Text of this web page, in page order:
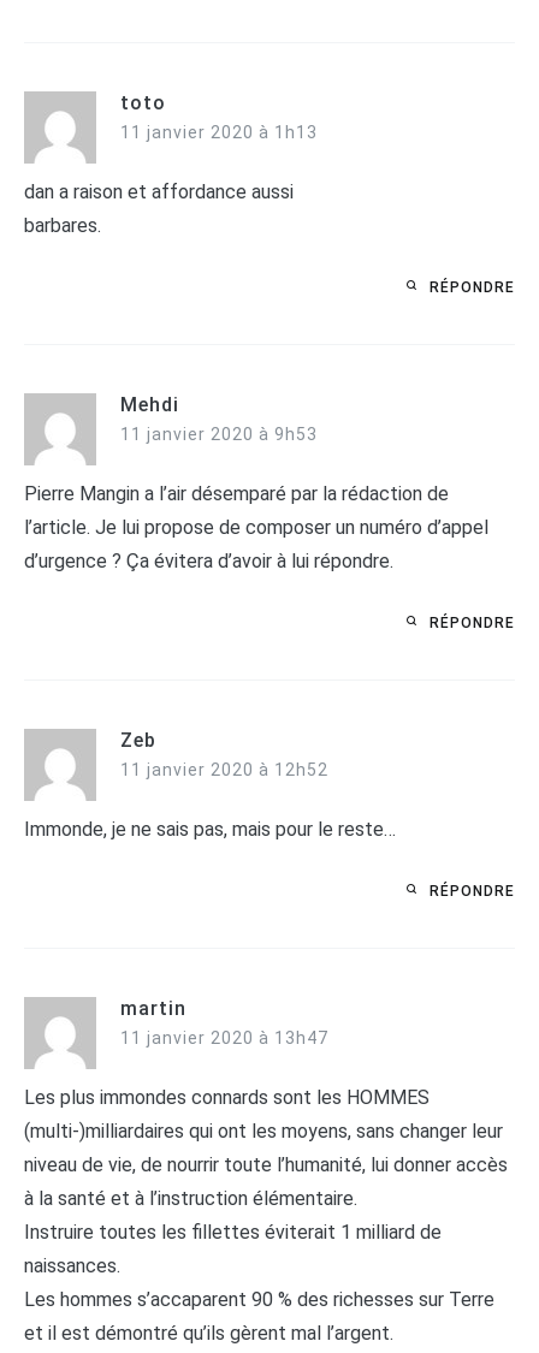
toto
11 janvier 2020 à 1h13
dan a raison et affordance aussi
barbares.
RÉPONDRE
Mehdi
11 janvier 2020 à 9h53
Pierre Mangin a l’air désemparé par la rédaction de
l’article. Je lui propose de composer un numéro d’appel
d’urgence ? Ça évitera d’avoir à lui répondre.
RÉPONDRE
Zeb
11 janvier 2020 à 12h52
Immonde, je ne sais pas, mais pour le reste…
RÉPONDRE
martin
11 janvier 2020 à 13h47
Les plus immondes connards sont les HOMMES
(multi-)milliardaires qui ont les moyens, sans changer leur
niveau de vie, de nourrir toute l’humanité, lui donner accès
à la santé et à l’instruction élémentaire.
Instruire toutes les fillettes éviterait 1 milliard de
naissances.
Les hommes s’accaparent 90 % des richesses sur Terre
et il est démontré qu’ils gèrent mal l’argent.